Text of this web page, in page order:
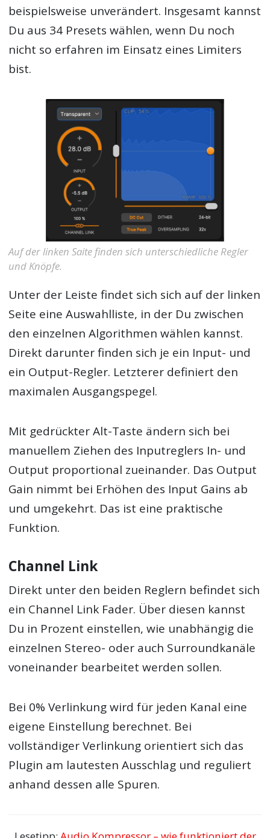
beispielsweise unverändert. Insgesamt kannst
Du aus 34 Presets wählen, wenn Du noch
nicht so erfahren im Einsatz eines Limiters
bist.
Auf der linken Saite finden sich unterschiedliche Regler
und Knöpfe.
Unter der Leiste findet sich sich auf der linken
Seite eine Auswahlliste, in der Du zwischen
den einzelnen Algorithmen wählen kannst.
Direkt darunter finden sich je ein Input- und
ein Output-Regler. Letzterer definiert den
maximalen Ausgangspegel.
Mit gedrückter Alt-Taste ändern sich bei
manuellem Ziehen des Inputreglers In- und
Output proportional zueinander. Das Output
Gain nimmt bei Erhöhen des Input Gains ab
und umgekehrt. Das ist eine praktische
Funktion.
Channel Link
Direkt unter den beiden Reglern befindet sich
ein Channel Link Fader. Über diesen kannst
Du in Prozent einstellen, wie unabhängig die
einzelnen Stereo- oder auch Surroundkanäle
voneinander bearbeitet werden sollen.
Bei 0% Verlinkung wird für jeden Kanal eine
eigene Einstellung berechnet. Bei
vollständiger Verlinkung orientiert sich das
Plugin am lautesten Ausschlag und reguliert
anhand dessen alle Spuren.